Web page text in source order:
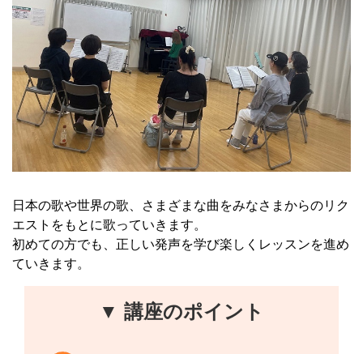
日本の歌や世界の歌、さまざまな曲をみなさまからのリク
エストをもとに歌っていきます。
初めての方でも、正しい発声を学び楽しくレッスンを進め
ていきます。
▼ 講座のポイント